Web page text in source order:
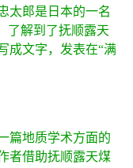
太郎是日本的一名
了解到了抚顺露天
成文字，发表在“满
地质学术方面的
者借助抚顺露天煤